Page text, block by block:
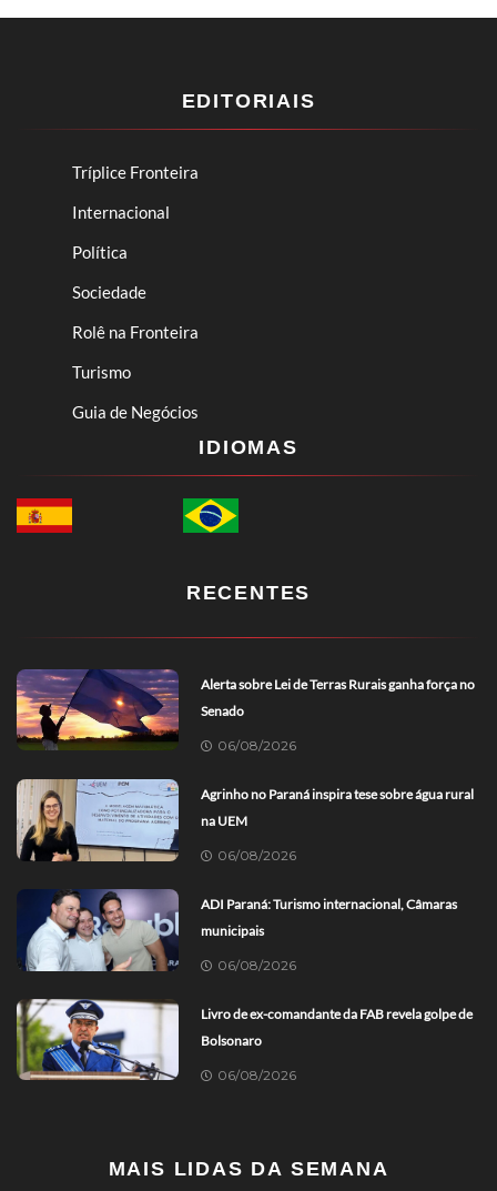
EDITORIAIS
Tríplice Fronteira
Internacional
Política
Sociedade
Rolê na Fronteira
Turismo
Guia de Negócios
IDIOMAS
RECENTES
Alerta sobre Lei de Terras Rurais ganha força no
Senado
06/08/2026
Agrinho no Paraná inspira tese sobre água rural
na UEM
06/08/2026
ADI Paraná: Turismo internacional, Câmaras
municipais
06/08/2026
Livro de ex-comandante da FAB revela golpe de
Bolsonaro
06/08/2026
MAIS LIDAS DA SEMANA